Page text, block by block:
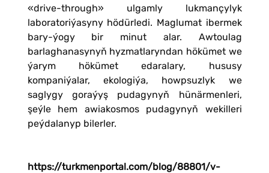
«drive-through» ulgamly lukmançylyk
laboratoriýasyny hödürledi. Maglumat ibermek
bary-ýogy bir minut alar. Awtoulag
barlaghanasynyň hyzmatlaryndan hökümet we
ýarym hökümet edaralary, hususy
kompaniýalar, ekologiýa, howpsuzlyk we
saglygy goraýyş pudagynyň hünärmenleri,
şeýle hem awiakosmos pudagynyň wekilleri
peýdalanyp bilerler.
https://turkmenportal.com/blog/88801/v-